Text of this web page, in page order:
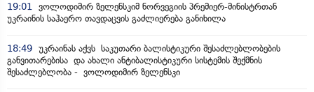
19:01
ვოლოდიმირ ზელენსკიმ ნორვეგიის პრემიერ-მინისტრთან
უკრაინის საჰაერო თავდაცვის გაძლიერება განიხილა
18:49 უკრაინას აქვს საკუთარი ბალისტიკური შესაძლებლობების
განვითარებისა და ახალი ანტიბალისტიკური სისტემის შექმნის
შესაძლებლობა - ვოლოდიმირ ზელენსკი